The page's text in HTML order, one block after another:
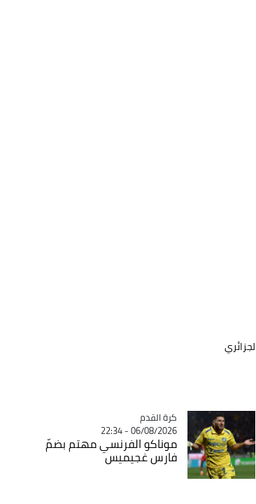
Catégorie
كرة القدم
06/08/2026 - 22:34
موناكو الفرنسي مهتم بضمّ
فارس غجيميس